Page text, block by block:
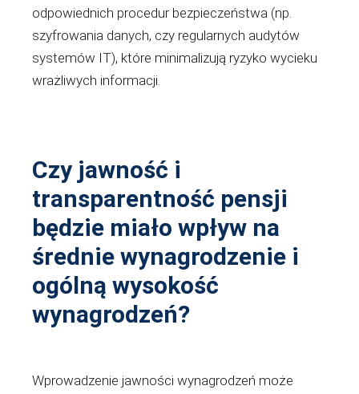
odpowiednich procedur bezpieczeństwa (np.
szyfrowania danych, czy regularnych audytów
systemów IT), które minimalizują ryzyko wycieku
wrażliwych informacji.
Czy jawność i
transparentność pensji
będzie miało wpływ na
średnie wynagrodzenie i
ogólną wysokość
wynagrodzeń?
Wprowadzenie jawności wynagrodzeń może